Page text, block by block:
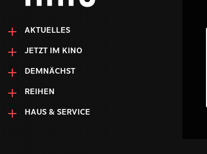
AKTUELLES
JETZT IM KINO
DEMNÄCHST
REIHEN
HAUS & SERVICE